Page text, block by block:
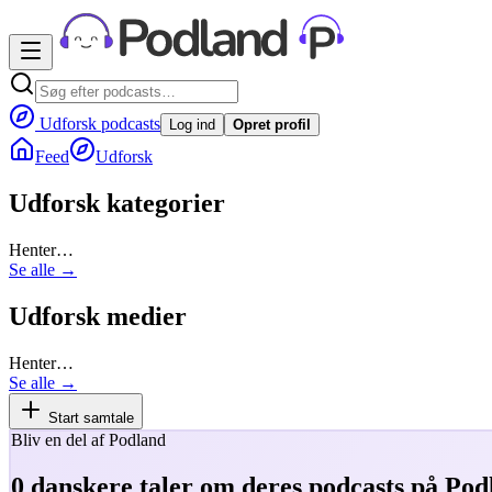
Udforsk podcasts Log ind Opret profil
Feed Udforsk
Udforsk kategorier
Henter…
Se alle →
Udforsk medier
Henter…
Se alle →
Start samtale
Bliv en del af Podland